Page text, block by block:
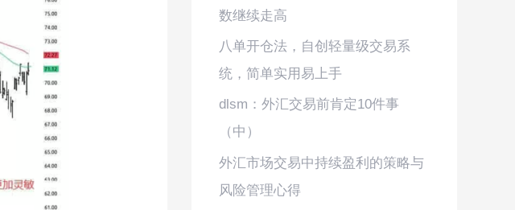
数继续走高
八单开仓法，自创轻量级交易系
统，简单实用易上手
dlsm：外汇交易前肯定10件事
（中）
外汇市场交易中持续盈利的策略与
风险管理心得